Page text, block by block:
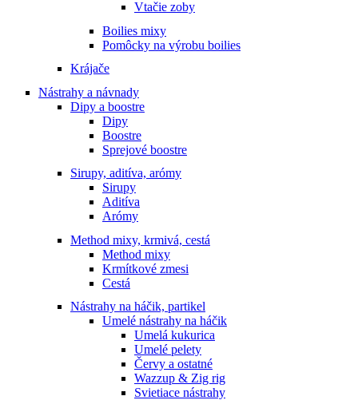
Vtačie zoby
Boilies mixy
Pomôcky na výrobu boilies
Krájače
Nástrahy a návnady
Dipy a boostre
Dipy
Boostre
Sprejové boostre
Sirupy, aditíva, arómy
Sirupy
Aditíva
Arómy
Method mixy, krmivá, cestá
Method mixy
Krmítkové zmesi
Cestá
Nástrahy na háčik, partikel
Umelé nástrahy na háčik
Umelá kukurica
Umelé pelety
Červy a ostatné
Wazzup & Zig rig
Svietiace nástrahy